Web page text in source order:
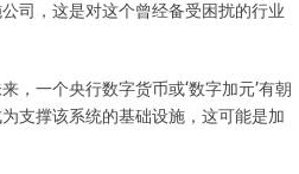
司，这是对这个曾经备受困扰的行业
，一个央行数字货币或‘数字加元’有朝
支撑该系统的基础设施，这可能是加